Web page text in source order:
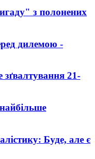
з полонених
дилемою -
зґвалтування 21-
Буде, але є